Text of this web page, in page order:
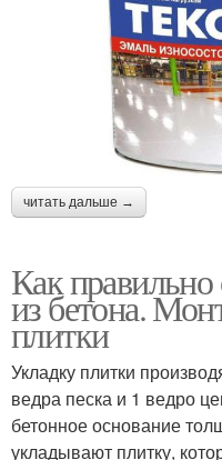
читать дальше →
Как правильно
из бетона.
плитки
Укладку плитки
ведра песка и 1 ведро
бетонное основание
укладывают плитку,